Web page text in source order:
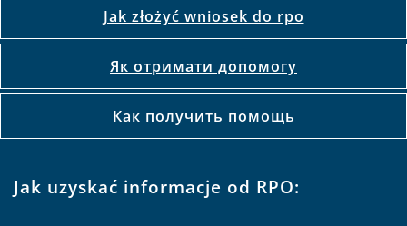
Jak złożyć wniosek do rpo
Як отримати допомогу
Как получить помощь
Jak uzyskać informacje od RPO: